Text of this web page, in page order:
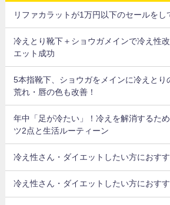
リファカラットが1万円以下のセールをし
冷えとり靴下＋ショウガメインで冷え性
エット成功
5本指靴下、ショウガをメインに冷えと
荒れ・唇の色も改善！
年中「足が冷たい」！冷えを解消するた
ツ2点と生活ルーティーン
冷え性さん・ダイエットしたい方におす
冷え性さん・ダイエットしたい方におす